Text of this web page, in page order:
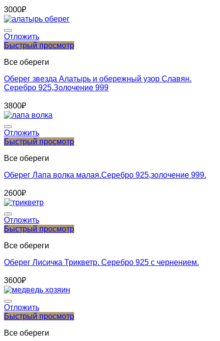
3000₽
Отложить
Быстрый просмотр
Все обереги
Оберег звезда Алатырь и обережный узор Славян.
Серебро 925,Золочение 999
3800₽
Отложить
Быстрый просмотр
Все обереги
Оберег Лапа волка малая.Серебро 925,золочение 999.
2600₽
Отложить
Быстрый просмотр
Все обереги
Оберег Лисичка Трикветр. Серебро 925 с чернением.
3600₽
Отложить
Быстрый просмотр
Все обереги